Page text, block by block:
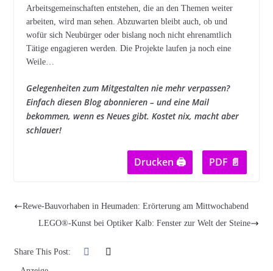
Arbeitsgemeinschaften entstehen, die an den Themen weiter
arbeiten, wird man sehen. Abzuwarten bleibt auch, ob und
wofür sich Neubürger oder bislang noch nicht ehrenamtlich
Tätige engagieren werden. Die Projekte laufen ja noch eine
Weile…
Gelegenheiten zum Mitgestalten nie mehr verpassen?
Einfach diesen Blog abonnieren – und eine Mail
bekommen, wenn es Neues gibt. Kostet nix, macht aber
schlauer!
Drucken 🖨 PDF 📄
Rewe-Bauvorhaben in Heumaden: Erörterung am Mittwochabend
LEGO®-Kunst bei Optiker Kalb: Fenster zur Welt der Steine
Share This Post: